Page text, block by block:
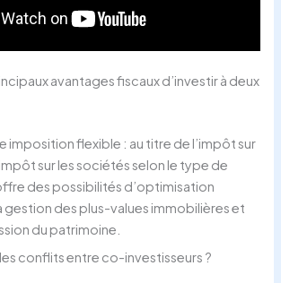
avantages fiscaux d’investir à deux
imposition flexible : au titre de l’impôt sur
sur les sociétés selon le type de
des possibilités d’optimisation
gestion des plus-values immobilières et
du patrimoine.
conflits entre co-investisseurs ?